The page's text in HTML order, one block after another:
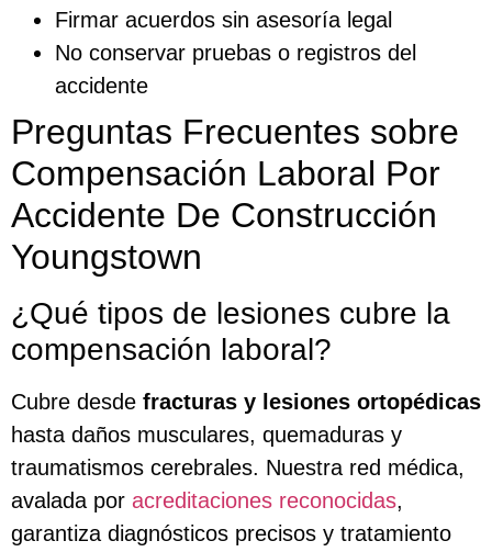
Firmar acuerdos sin asesoría legal
No conservar pruebas o registros del
accidente
Preguntas Frecuentes sobre
Compensación Laboral Por
Accidente De Construcción
Youngstown
¿Qué tipos de lesiones cubre la
compensación laboral?
Cubre desde fracturas y lesiones ortopédicas
hasta daños musculares, quemaduras y
traumatismos cerebrales. Nuestra red médica,
avalada por acreditaciones reconocidas,
garantiza diagnósticos precisos y tratamiento